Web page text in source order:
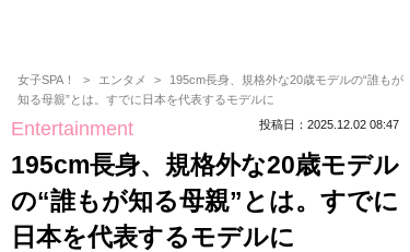
女子SPA！ エンタメ
195cm長身、規格外な20歳モデルの“誰もが
知る母親”とは。すでに日本を代表するモデルに
Entertainment 投稿日：2025.12.02 08:47
195cm長身、規格外な20歳モデル
の“誰もが知る母親”とは。すでに
日本を代表するモデルに